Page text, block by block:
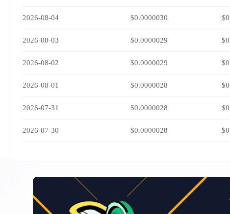
2026-08-04 $0.0000030
2026-08-03 $0.0000029
2026-08-02 $0.0000029
2026-08-01 $0.0000028
2026-07-31 $0.0000028
2026-07-30 $0.0000028